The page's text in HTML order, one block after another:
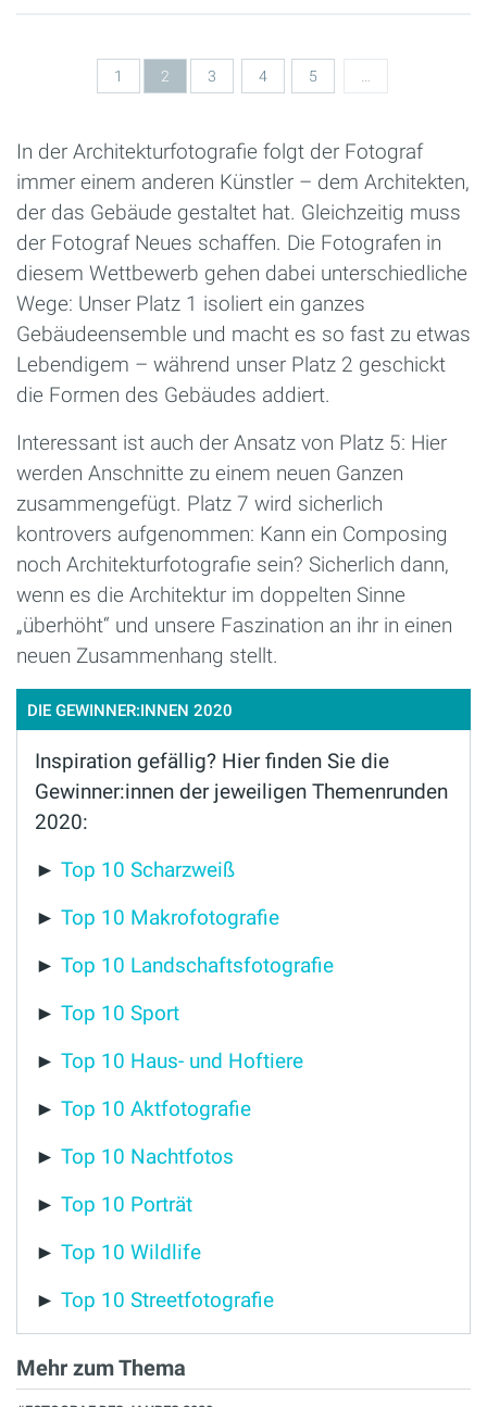
Seiten
1 2 3 4 5
In der Architekturfotografie folgt der Fotograf
immer einem anderen Künstler – dem Architekten,
der das Gebäude gestaltet hat. Gleichzeitig muss
der Fotograf Neues schaffen. Die Fotografen in
diesem Wettbewerb gehen dabei unterschiedliche
Wege: Unser Platz 1 isoliert ein ganzes
Gebäudeensemble und macht es so fast zu etwas
Lebendigem – während unser Platz 2 geschickt
die Formen des Gebäudes addiert.
Interessant ist auch der Ansatz von Platz 5: Hier
werden Anschnitte zu einem neuen Ganzen
zusammengefügt. Platz 7 wird sicherlich
kontrovers aufgenommen: Kann ein Composing
noch Architekturfotografie sein? Sicherlich dann,
wenn es die Architektur im doppelten Sinne
„überhöht“ und unsere Faszination an ihr in einen
neuen Zusammenhang stellt.
DIE GEWINNER:INNEN 2020
Inspiration gefällig? Hier finden Sie die
Gewinner:innen der jeweiligen Themenrunden
2020:
► Top 10 Scharzweiß
► Top 10 Makrofotografie
► Top 10 Landschaftsfotografie
► Top 10 Sport
► Top 10 Haus- und Hoftiere
► Top 10 Aktfotografie
► Top 10 Nachtfotos
► Top 10 Porträt
► Top 10 Wildlife
► Top 10 Streetfotografie
Mehr zum Thema